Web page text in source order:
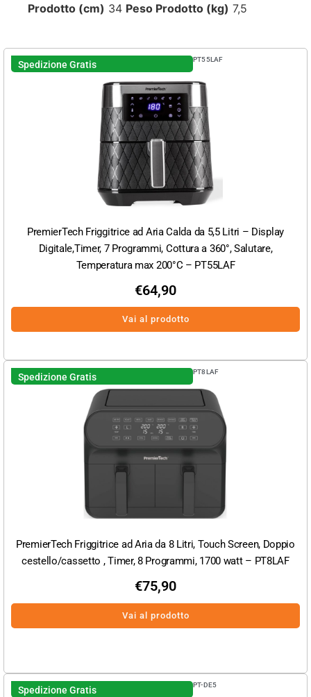
Prodotto (cm) 34 Peso Prodotto (kg) 7,5
Spedizione Gratis PT55LAF
PremierTech Friggitrice ad Aria Calda da 5,5 Litri – Display
Digitale,Timer, 7 Programmi, Cottura a 360°, Salutare,
Temperatura max 200°C – PT55LAF
€64,90
Vai al prodotto
Spedizione Gratis PT8LAF
PremierTech Friggitrice ad Aria da 8 Litri, Touch Screen, Doppio
cestello/cassetto , Timer, 8 Programmi, 1700 watt – PT8LAF
€75,90
Vai al prodotto
Spedizione Gratis PT-DE5